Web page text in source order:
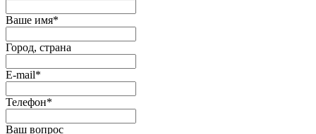
Ваше имя*
Город, страна
E-mail*
Телефон*
Ваш вопрос